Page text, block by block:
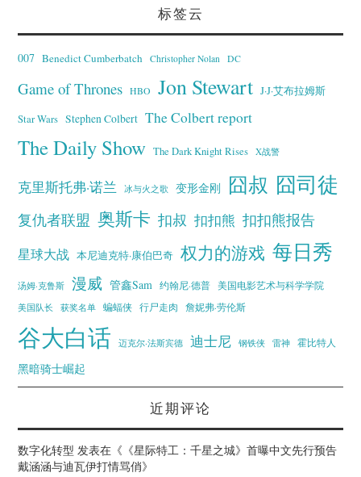
标签云
007 Benedict Cumberbatch Christopher Nolan DC
Game of Thrones HBO Jon Stewart J·J·艾布拉姆斯
Star Wars Stephen Colbert The Colbert report
The Daily Show The Dark Knight Rises X战警
克里斯托弗·诺兰 冰与火之歌 变形金刚 囧叔 囧司徒
复仇者联盟 奥斯卡 扣叔 扣扣熊 扣扣熊报告
星球大战 本尼迪克特·康伯巴奇 权力的游戏 每日秀
汤姆·克鲁斯 漫威 管鑫Sam 约翰尼·德普
美国电影艺术与科学学院
美国队长
获奖名单 蝙蝠侠 行尸走肉 詹妮弗·劳伦斯
谷大白话 迈克尔·法斯宾德 迪士尼 钢铁侠 雷神 霍比特人
黑暗骑士崛起
近期评论
数字化转型 发表在《 《星际特工：千星之城》首曝中文先行预告
戴涵涵与迪瓦伊打情骂俏》